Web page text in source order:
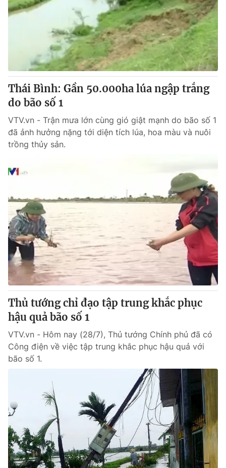
® Cấm sao chép dưới mọi hình thức nếu không có sự chấp
thông tin từ website này.
Thái Bình: Gần 50.000ha lúa ngập trắng
do bão số 1
VTV.vn - Trận mưa lớn cùng gió giật mạnh do bão số 1
đã ảnh hưởng nặng tới diện tích lúa, hoa màu và nuôi
trồng thủy sản.
Thủ tướng chỉ đạo tập trung khắc phục
hậu quả bão số 1
VTV.vn - Hôm nay (28/7), Thủ tướng Chính phủ đã có
Công điện về việc tập trung khắc phục hậu quả với
bão số 1.